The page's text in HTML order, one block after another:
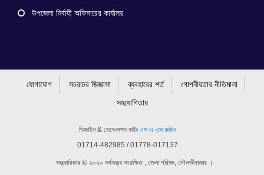
উপজেলা নির্বাহী অফিসারের কার্যালয়
যোগাযোগ সচরাচর জিজ্ঞাসা ব্যবহারের শর্ত
গোপনীয়তার নীতিমালা
সহযোগিতায়
ডিজাইন & ডেভেলপড বাইঃ এস এ এস রুহিন
01714-482985 / 01778-017137
সত্ত্বাধিকার © ২০২০ সর্বসত্ত্ব সংরক্ষিত , জেলা পরিষদ, মৌলভীবাজার ।